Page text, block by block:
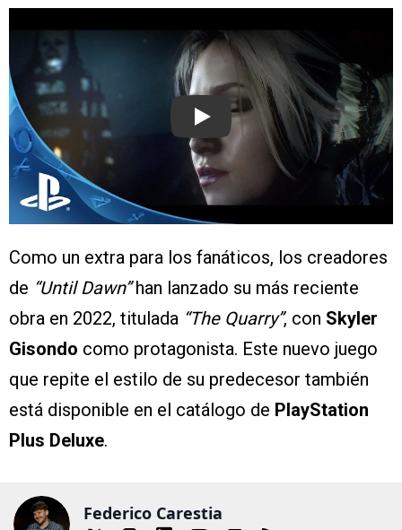
Play
Como un extra para los fanáticos, los creadores
de “Until Dawn”han lanzado su más reciente
obra en 2022, titulada “The Quarry”, con Skyler
Gisondo como protagonista. Este nuevo juego
que repite el estilo de su predecesor también
está disponible en el catálogo de PlayStation
Plus Deluxe.
Federico Carestia